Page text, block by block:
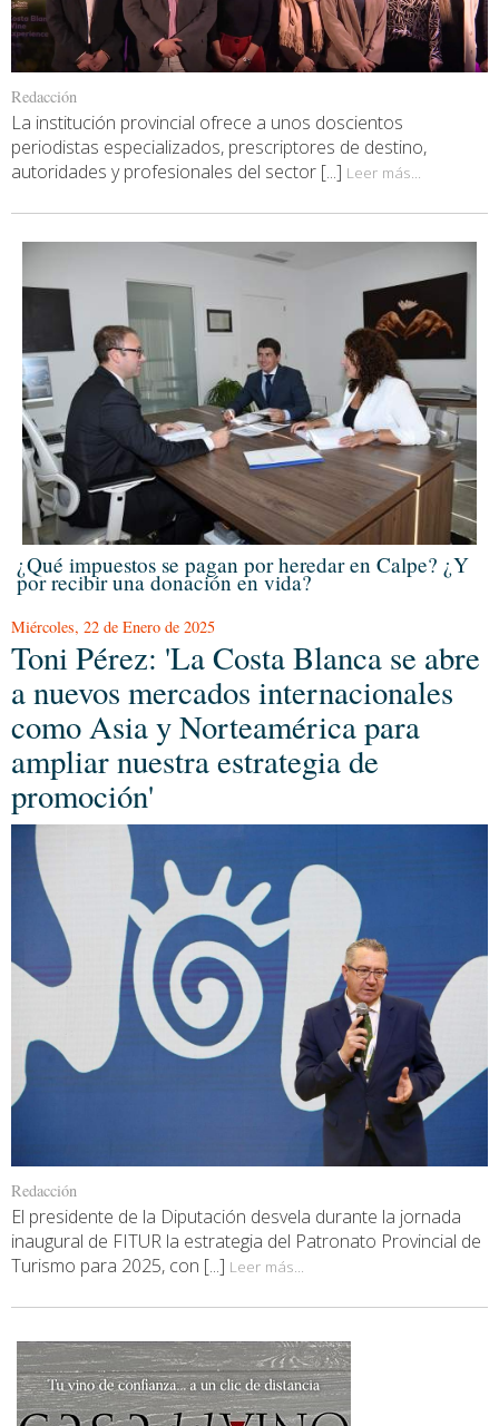
Redacción
La institución provincial ofrece a unos doscientos
periodistas especializados, prescriptores de destino,
autoridades y profesionales del sector [...] Leer más...
¿Qué impuestos se pagan por heredar en Calpe? ¿Y
por recibir una donación en vida?
Miércoles, 22 de Enero de 2025
Toni Pérez: 'La Costa Blanca se abre
a nuevos mercados internacionales
como Asia y Norteamérica para
ampliar nuestra estrategia de
promoción'
Redacción
El presidente de la Diputación desvela durante la jornada
inaugural de FITUR la estrategia del Patronato Provincial de
Turismo para 2025, con [...] Leer más...